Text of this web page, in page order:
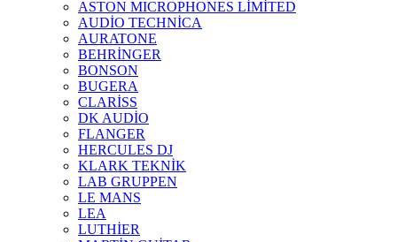
ASTON MICROPHONES LİMİTED
AUDİO TECHNİCA
AURATONE
BEHRİNGER
BONSON
BUGERA
CLARİSS
DK AUDİO
FLANGER
HERCULES DJ
KLARK TEKNİK
LAB GRUPPEN
LE MANS
LEA
LUTHİER